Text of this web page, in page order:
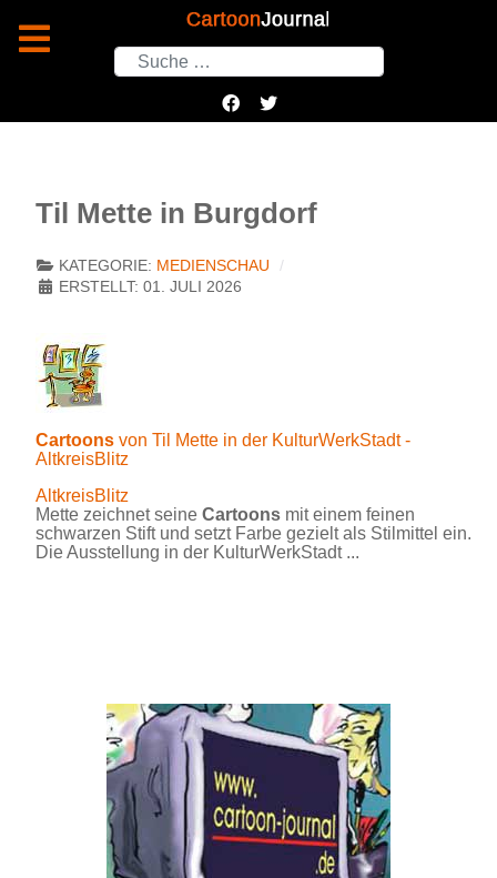
Suchen
Til Mette in Burgdorf
KATEGORIE: MEDIENSCHAU
ERSTELLT: 01. JULI 2026
Cartoons von Til Mette in der KulturWerkStadt -
AltkreisBlitz
AltkreisBlitz
Mette zeichnet seine Cartoons mit einem feinen
schwarzen Stift und setzt Farbe gezielt als Stilmittel ein.
Die Ausstellung in der KulturWerkStadt ...